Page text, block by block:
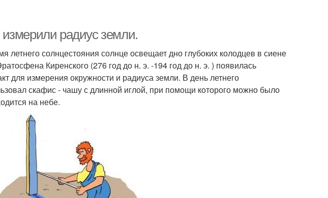
радиус земли.
летнего солнцестояния солнце освещает дно глубоких колодцев в сиене
Киренского (276 год до н. э. -194 год до н. э. ) появилась
для измерения окружности и радиуса земли. В день летнего
скафис - чашу с длинной иглой, при помощи которого можно было
на небе.